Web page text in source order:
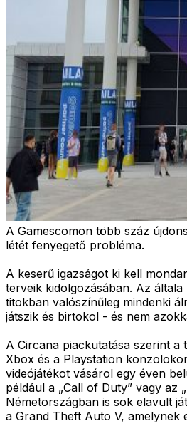
A Gamescomon több száz
létét fenyegető probléma.
A keserű igazságot ki kell
terveik kidolgozásában. Az
titokban valószínűleg mindenki
játszik és birtokol - és nem
A Circana piackutatása szerint
Xbox és a Playstation
videójátékot vásárol egy éven
például a „Call of Duty” vagy az
Németországban is sok elavult
a Grand Theft Auto V, amelynek